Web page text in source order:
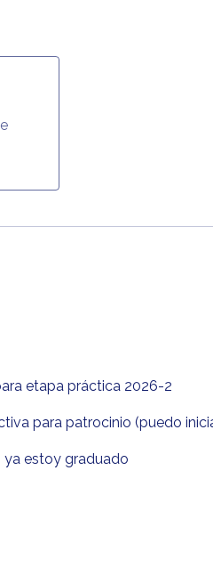
con habilitación para etapa práctica 2026-2
para patrocinio (puedo
ya estoy graduado